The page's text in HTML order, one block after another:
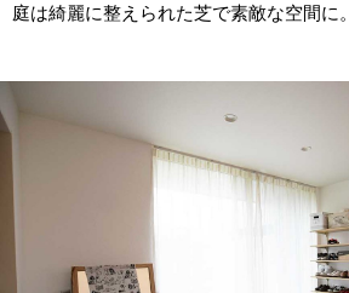
庭は綺麗に整えられた芝で素敵な空間に。